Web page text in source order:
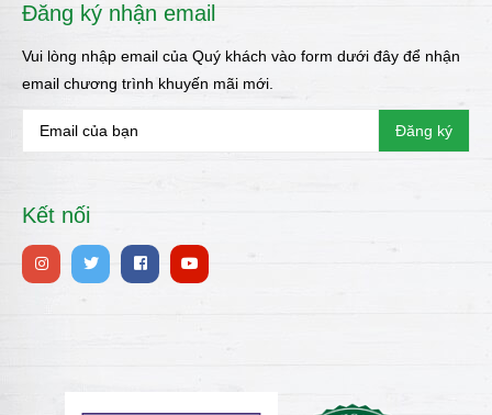
Đăng ký nhận email
Vui lòng nhập email của Quý khách vào form dưới đây để nhận
email chương trình khuyến mãi mới.
Kết nối